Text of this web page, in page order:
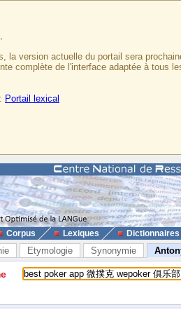
la version actuelle du portail sera
complète de l'interface adaptée à tous
Portail lexical
Corpus Lexiques Dictionnaires
Etymologie Synonymie